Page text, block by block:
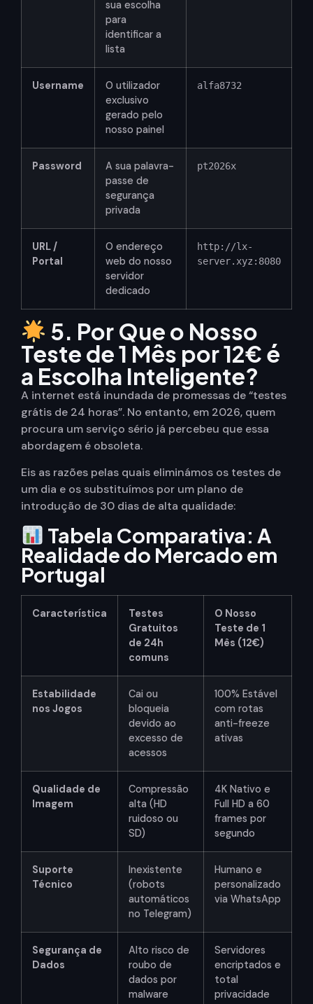
sua escolha
para
identificar a
lista
Username
O utilizador
exclusivo
gerado pelo
nosso painel
alfa8732
Password
A sua palavra-
passe de
segurança
privada
pt2026x
URL /
Portal
O endereço
web do nosso
servidor
dedicado
http://lx-
server.xyz:8080
5. Por Que o Nosso
Teste de 1 Mês por 12€ é
a Escolha Inteligente?
A internet está inundada de promessas de “testes
grátis de 24 horas”. No entanto, em 2026, quem
procura um serviço sério já percebeu que essa
abordagem é obsoleta.
Eis as razões pelas quais eliminámos os testes de
um dia e os substituímos por um plano de
introdução de 30 dias de alta qualidade:
Tabela Comparativa: A
Realidade do Mercado em
Portugal
Característica
Testes
Gratuitos
de 24h
comuns
O Nosso
Teste de 1
Mês (12€)
Estabilidade
nos Jogos
Cai ou
bloqueia
devido ao
excesso de
acessos
100% Estável
com rotas
anti-freeze
ativas
Qualidade de
Imagem
Compressão
alta (HD
ruidoso ou
SD)
4K Nativo e
Full HD a 60
frames por
segundo
Suporte
Técnico
Inexistente
(robots
automáticos
no Telegram)
Humano e
personalizado
via WhatsApp
Segurança de
Dados
Alto risco de
roubo de
dados por
malware
Servidores
encriptados e
total
privacidade